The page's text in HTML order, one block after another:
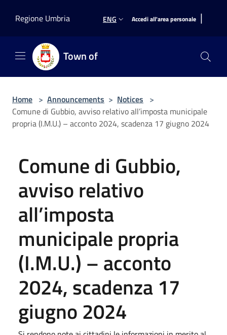
Regione Umbria
ENG Accedi all'area personale |
Town of
Home > Announcements > Notices >
Comune di Gubbio, avviso relativo all’imposta municipale
propria (I.M.U.) – acconto 2024, scadenza 17 giugno 2024
Comune di Gubbio,
avviso relativo
all’imposta
municipale propria
(I.M.U.) – acconto
2024, scadenza 17
giugno 2024